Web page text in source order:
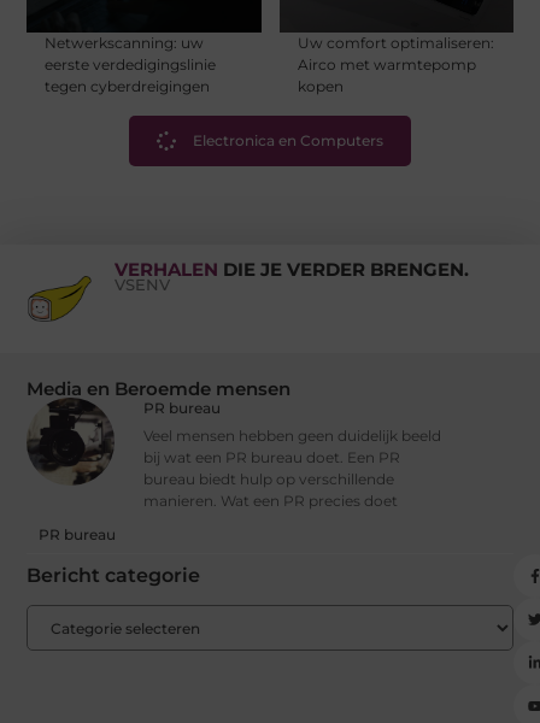
Netwerkscanning: uw
eerste verdedigingslinie
tegen cyberdreigingen
Uw comfort optimaliseren:
Airco met warmtepomp
kopen
Electronica en Computers
VERHALEN DIE JE VERDER BRENGEN.
VSENV
Media en Beroemde mensen
PR bureau
Veel mensen hebben geen duidelijk beeld
bij wat een PR bureau doet. Een PR
bureau biedt hulp op verschillende
manieren. Wat een PR precies doet
PR bureau
Bericht categorie